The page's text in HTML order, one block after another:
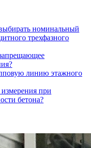
номинальный
трехфазного
линию этажного
при
бетона?